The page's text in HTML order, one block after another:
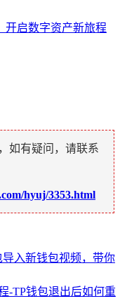
开启数字资产新旅程
，如有疑问，请联系
hyuj/3353.html
入新钱包视频，带你
-TP钱包退出后如何重